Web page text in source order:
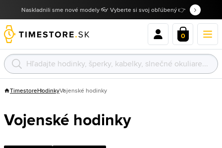
Naskladnili sme nové modely 👓 Vyberte si svoj obľúbený 👉
0
TimestoreHodinkyVojenské hodinky
Vojenské hodinky